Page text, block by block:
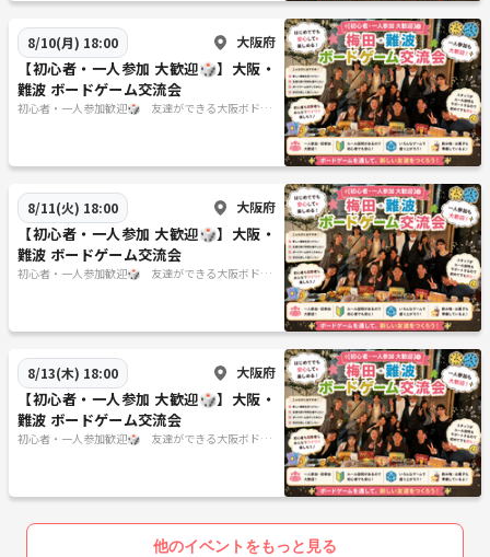
8/10(月) 18:00 大阪府
【初心者・一人参加 大歓迎🎲】大阪・
難波 ボードゲーム交流会
初心者・一人参加歓迎🎲 友達ができる大阪ボドゲ
8/11(火) 18:00 大阪府
【初心者・一人参加 大歓迎🎲】大阪・
難波 ボードゲーム交流会
初心者・一人参加歓迎🎲 友達ができる大阪ボドゲ
8/13(木) 18:00 大阪府
【初心者・一人参加 大歓迎🎲】大阪・
難波 ボードゲーム交流会
初心者・一人参加歓迎🎲 友達ができる大阪ボドゲ
他のイベントをもっと見る